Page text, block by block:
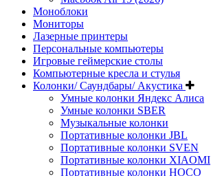
Моноблоки
Мониторы
Лазерные принтеры
Персональные компьютеры
Игровые геймерские столы
Компьютерные кресла и стулья
Колонки/ Саундбары/ Акустика
Умные колонки Яндекс Алиса
Умные колонки SBER
Музыкальные колонки
Портативные колонки JBL
Портативные колонки SVEN
Портативные колонки XIAOMI
Портативные колонки HOCO